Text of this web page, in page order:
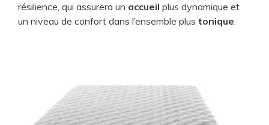
résilience, qui assurera un accueil plus dynamique et
un niveau de confort dans l’ensemble plus tonique.